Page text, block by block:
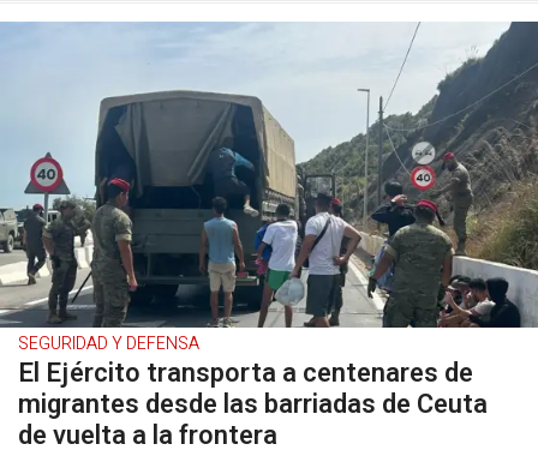
SEGURIDAD Y DEFENSA
El Ejército transporta a centenares de
migrantes desde las barriadas de Ceuta
de vuelta a la frontera